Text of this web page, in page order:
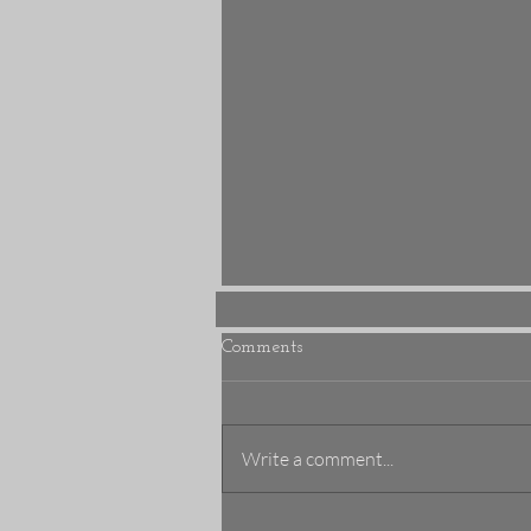
Comments
Write a comment...